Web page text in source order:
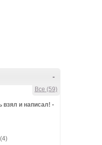
-
Все (59)
взял и написал! -
(4)